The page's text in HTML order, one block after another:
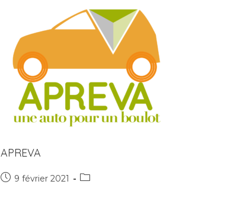
APREVA
Publication
9 février 2021
Post